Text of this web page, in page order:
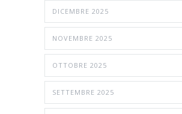
DICEMBRE 2025
NOVEMBRE 2025
OTTOBRE 2025
SETTEMBRE 2025